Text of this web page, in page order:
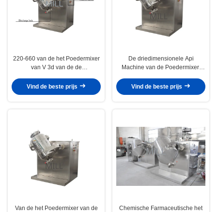
220-660 van de het Poedermixer
van V 3d van de de
het Calcium Videotechnische
Vind de beste prijs
De driedimensionele Api
Machine van de Poedermixer,
het Laboratoriumpoeder
Vind de beste prijs
Van de het Poedermixer van de
Chemische Farmaceutische het